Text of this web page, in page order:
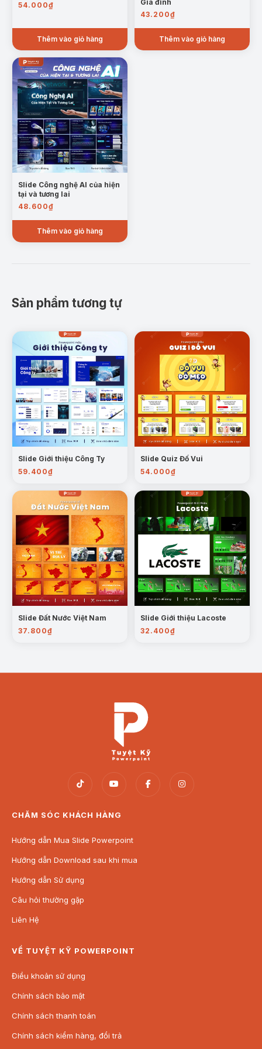
54.000₫
Thêm vào giỏ hàng
Gia đình
43.200₫
Thêm vào giỏ hàng
Slide Công nghệ AI của hiện
tại và tương lai
48.600₫
Thêm vào giỏ hàng
Sản phẩm tương tự
Slide Giới thiệu Công Ty
59.400₫
Slide Quiz Đố Vui
54.000₫
Slide Đất Nước Việt Nam
37.800₫
Slide Giới thiệu Lacoste
32.400₫
CHĂM SÓC KHÁCH HÀNG
Hướng dẫn Mua Slide Powerpoint
Hướng dẫn Download sau khi mua
Hướng dẫn Sử dụng
Câu hỏi thường gặp
Liên Hệ
VỀ TUYỆT KỸ POWERPOINT
Điều khoản sử dụng
Chính sách bảo mật
Chính sách thanh toán
Chính sách kiểm hàng, đổi trả